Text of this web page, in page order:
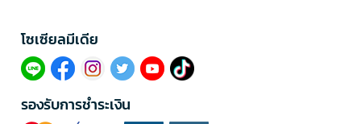
โซเซียลมีเดีย​
รองรับการชำระเงิน